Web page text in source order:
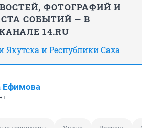
ФОТОГРАФИЙ И
СОБЫТИЙ — В
14.RU
Якутска и Республики Саха
Ефимова